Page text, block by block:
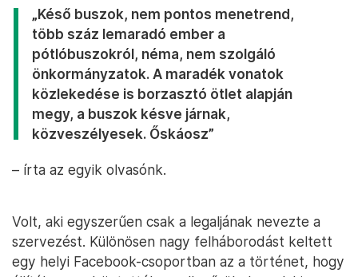
„Késő buszok, nem pontos menetrend,
több száz lemaradó ember a
pótlóbuszokról, néma, nem szolgáló
önkormányzatok. A maradék vonatok
közlekedése is borzasztó ötlet alapján
megy, a buszok késve járnak,
közveszélyesek. Őskáosz”
– írta az egyik olvasónk.
Volt, aki egyszerűen csak a legaljának nevezte a
szervezést. Különösen nagy felháborodást keltett
egy helyi Facebook-csoportban az a történet, hogy